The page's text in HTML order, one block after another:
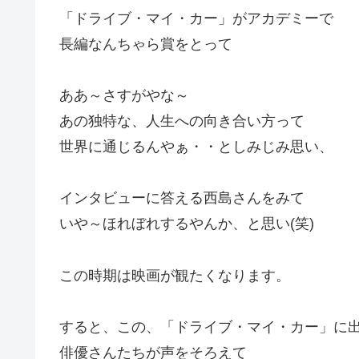
「ドライブ・マイ・カー」がアカデミーで
長編なんちゃら賞をとって
ああ～さすがやな～
あの独特な、人生への向き合い方って
世界に通じるんやぁ・・としみじみ思い、
インタビューに答える西島さんをみて
いや～ほれぼれするやんか、と思い(笑)
この時期は映画が観たくなります。
すると、この、「ドライブ・マイ・カー」に
俳優さんたちが声をそろえて